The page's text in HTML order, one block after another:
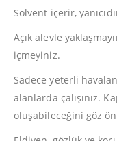
Solvent içerir,
Açık alevle
içmeyiniz.
Sadece yeterli
alanlarda çalışınız.
oluşabileceğini göz